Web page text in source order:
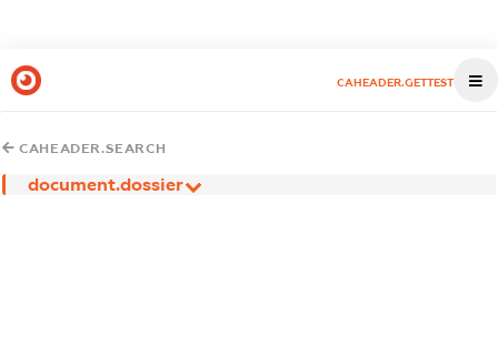
CAHEADER.GETTEST
CAHEADER.SEARCH
document.dossier